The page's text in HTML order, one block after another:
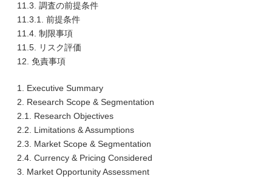
11.3. 調査の前提条件
11.3.1. 前提条件
11.4. 制限事項
11.5. リスク評価
12. 免責事項
1. Executive Summary
2. Research Scope & Segmentation
2.1. Research Objectives
2.2. Limitations & Assumptions
2.3. Market Scope & Segmentation
2.4. Currency & Pricing Considered
3. Market Opportunity Assessment